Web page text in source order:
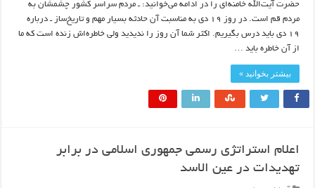
حضرت آیت‌الله خامنه‌ای را در ادامه می‌خوانید: ـ مردم سراسر کشور چشمشان به
مردم قم است. در روز ۱۹ دی به مناسبت آن حادثه بسیار مهم و تاریخ‌ساز ـ درباره
۱۹ دی باید درس بگیریم. اکثر شما آن روز را ندیدید ولی خاطره‌اش زنده است که ما
از آن خاطره باید …
بیشتر بخوانید »
اعلام استراتژی رسمی جمهوری اسلامی در برابر
تهدیدات در عین الاسد